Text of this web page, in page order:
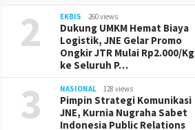
2 EKBIS 260 views
Dukung UMKM Hemat Biaya
Logistik, JNE Gelar Promo
Ongkir JTR Mulai Rp2.000/Kg
ke Seluruh P…
3 NASIONAL 128 views
Pimpin Strategi Komunikasi
JNE, Kurnia Nugraha Sabet
Indonesia Public Relations